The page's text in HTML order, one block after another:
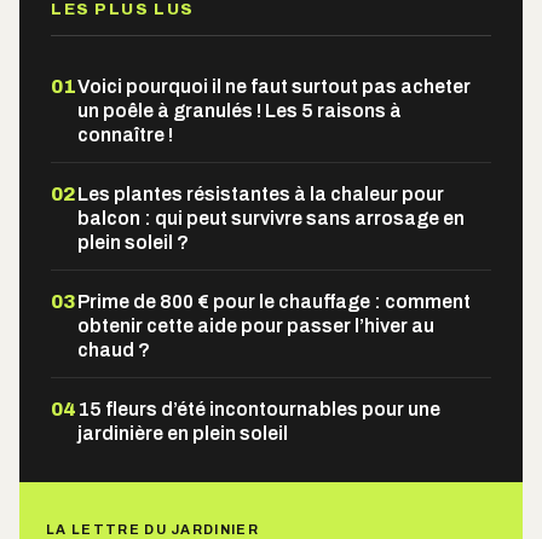
LES PLUS LUS
01Voici pourquoi il ne faut surtout pas acheter
un poêle à granulés ! Les 5 raisons à
connaître !
02Les plantes résistantes à la chaleur pour
balcon : qui peut survivre sans arrosage en
plein soleil ?
03Prime de 800 € pour le chauffage : comment
obtenir cette aide pour passer l’hiver au
chaud ?
04 15 fleurs d’été incontournables pour une
jardinière en plein soleil
LA LETTRE DU JARDINIER